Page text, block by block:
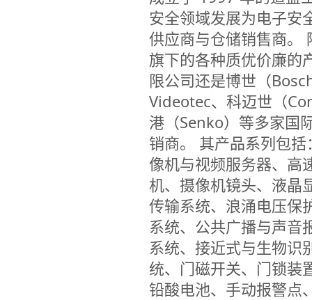
安全领域发展为电子安
供应商与仓储销售商。
旗下的各种质优价廉的
限公司还是博世（
Videotec、科迈世（
港（Senko）等多家国
销商。 其产品系列包
像机与视频服务器、高
机、摄像机镜头、液晶
传输系统、浪涌电压保
系统、公共广播与声音
系统、接近式与生物识
统、门磁开关、门锁装
铅酸电池、手动报警点